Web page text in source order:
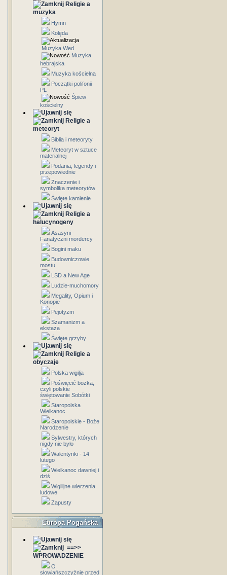
Religie a
muzyka
Hymn
Kolęda
Muzyka Wed
Muzyka
hebrajska
Muzyka kościelna
Początki polifonii
PL
Śpiew
kościelny
Religie a
meteoryt
Biblia i meteoryty
Meteoryt w sztuce
materialnej
Podania, legendy i
przepowiednie
Znaczenie i
symbolika meteorytów
Święte kamienie
Religie a
halucynogeny
Asasyni -
Fanatyczni mordercy
Bogini maku
Budowniczowie
mostu
LSD a New Age
Ludzie-muchomory
Megality, Opium i
Konopie
Pejotyzm
Szamanizm a
ekstaza
Święte grzyby
Religie a
obyczaje
Polska wigilja
Poświęcić bożka,
czyli polskie
świętowanie Sobótki
Staropolska
Wielkanoc
Staropolskie - Boże
Narodzenie
Sylwestry, których
nigdy nie było
Walentynki - 14
lutego
Wielkanoc dawniej i
dziś
Wigilijne wierzenia
ludowe
Zapusty
Europa Pogańska
==>>
WPROWADZENIE
O
słowiańszczyźnie przed